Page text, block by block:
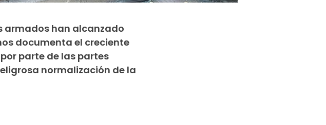
armados han alcanzado
documenta el creciente
parte de las partes
normalización de la